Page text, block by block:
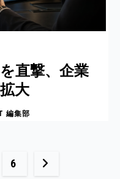
直撃、企業
大
編集部
6